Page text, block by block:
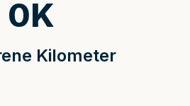
Kilometer
0K